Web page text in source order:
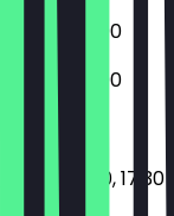
12:00 - 23:00
12:00 - 23:00
11:30 - 14:30,